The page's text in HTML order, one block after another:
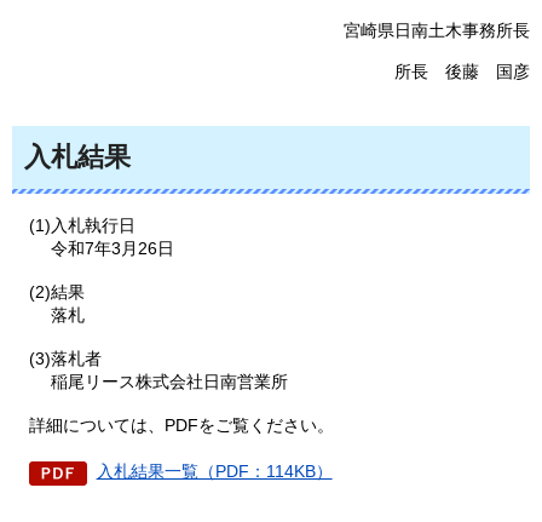
宮崎県日南土木事務所長
所長 後藤 国彦
入札結果
(1)入札執行日
令和7年3月26日
(2)結果
落札
(3)落札者
稲尾リース株式会社日南営業所
詳細については、PDFをご覧ください。
入札結果一覧（PDF：114KB）